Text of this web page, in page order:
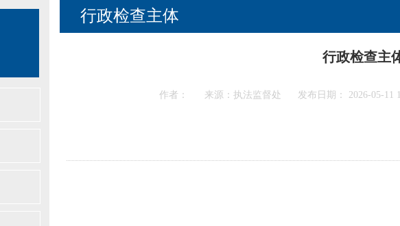
行政检查主体
行政检查主
作者： 来源：执法监督处 发布日期： 2026-05-11